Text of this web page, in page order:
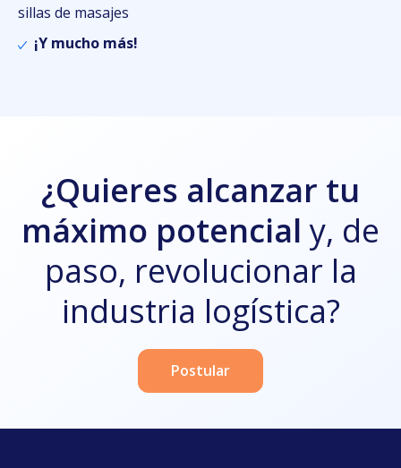
sillas de masajes
¡Y mucho más!
¿Quieres alcanzar tu
máximo potencialy, de
paso, revolucionar la
industria logística?
Postular